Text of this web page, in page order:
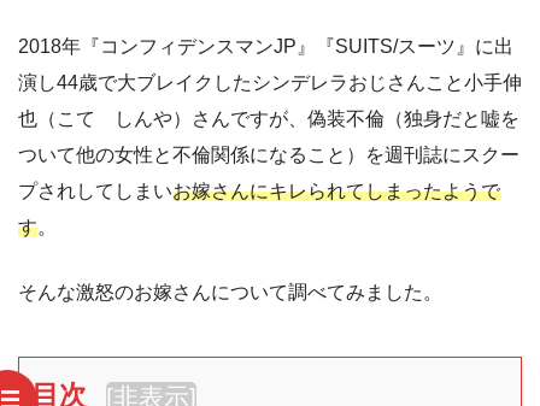
2018年『コンフィデンスマンJP』『SUITS/スーツ』に出
演し44歳で大ブレイクしたシンデレラおじさんこと小手伸
也（こて しんや）さんですが、偽装不倫（独身だと嘘を
ついて他の女性と不倫関係になること）を週刊誌にスクー
プされしてしまいお嫁さんにキレられてしまったようで
す。
そんな激怒のお嫁さんについて調べてみました。
目次 [非表示]